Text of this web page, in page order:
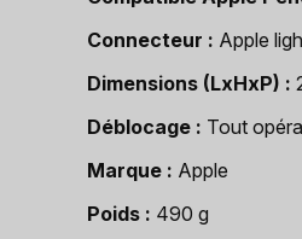
Connecteur
Apple
Dimensions (LxHxP)
Déblocage
Tout
Marque
Apple
Poids
490 g